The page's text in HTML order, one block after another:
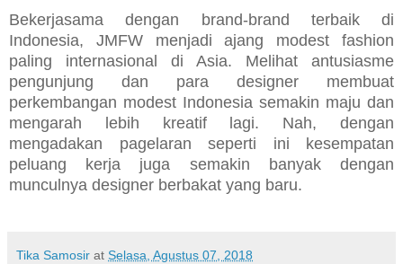
Bekerjasama dengan brand-brand terbaik di
Indonesia, JMFW menjadi ajang modest fashion
paling internasional di Asia. Melihat antusiasme
pengunjung dan para designer membuat
perkembangan modest Indonesia semakin maju dan
mengarah lebih kreatif lagi. Nah, dengan
mengadakan pagelaran seperti ini kesempatan
peluang kerja juga semakin banyak dengan
munculnya designer berbakat yang baru.
Tika Samosir at Selasa, Agustus 07, 2018